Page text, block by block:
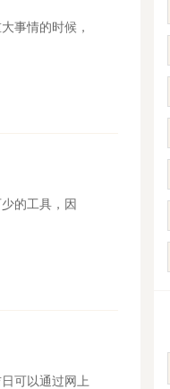
事情的时候，
的工具，因
可以通过网上